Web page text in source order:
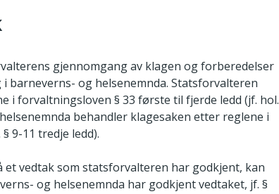
gjennomgang av klagen og forberedelser
barneverns- og helsenemnda. Statsforvalteren
i forvaltningsloven § 33 første til fjerde ledd (jf. hol.
behandler klagesaken etter reglene i
9-11 tredje ledd).
vedtak som statsforvalteren har godkjent, kan
og helsenemnda har godkjent vedtaket, jf. §